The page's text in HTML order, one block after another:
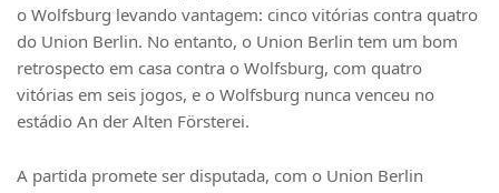
o Wolfsburg levando vantagem: cinco vitórias contra quatro
do Union Berlin. No entanto, o Union Berlin tem um bom
retrospecto em casa contra o Wolfsburg, com quatro
vitórias em seis jogos, e o Wolfsburg nunca venceu no
estádio An der Alten Försterei.
A partida promete ser disputada, com o Union Berlin